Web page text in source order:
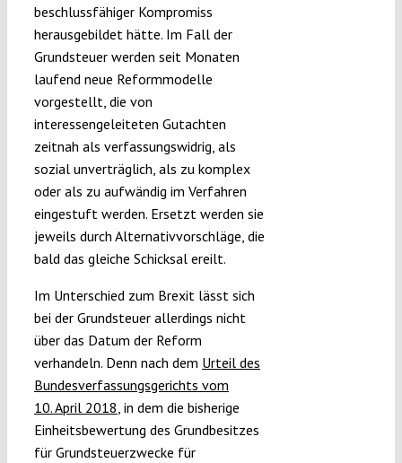
beschlussfähiger Kompromiss
herausgebildet hätte. Im Fall der
Grundsteuer werden seit Monaten
laufend neue Reformmodelle
vorgestellt, die von
interessengeleiteten Gutachten
zeitnah als verfassungswidrig, als
sozial unverträglich, als zu komplex
oder als zu aufwändig im Verfahren
eingestuft werden. Ersetzt werden sie
jeweils durch Alternativvorschläge, die
bald das gleiche Schicksal ereilt.
Im Unterschied zum Brexit lässt sich
bei der Grundsteuer allerdings nicht
über das Datum der Reform
verhandeln. Denn nach dem Urteil des
Bundesverfassungsgerichts vom
10. April 2018, in dem die bisherige
Einheitsbewertung des Grundbesitzes
für Grundsteuerzwecke für